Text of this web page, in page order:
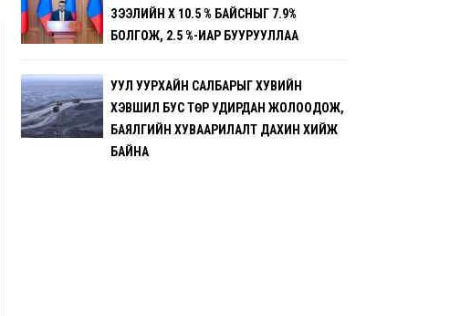
ЗЭЭЛИЙН ХҮҮ 10.5 % БАЙСНЫГ 7.9%
БОЛГОЖ, 2.5 %-ИАР БУУРУУЛЛАА
УУЛ УУРХАЙН САЛБАРЫГ ХУВИЙН
ХЭВШИЛ БУС ТӨР УДИРДАН ЖОЛООДОЖ,
БАЯЛГИЙН ХУВААРИЛАЛТ ДАХИН ХИЙЖ
БАЙНА